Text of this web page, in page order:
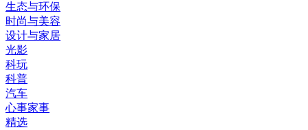
生态与环保
时尚与美容
设计与家居
光影
科玩
科普
汽车
心事家事
精选